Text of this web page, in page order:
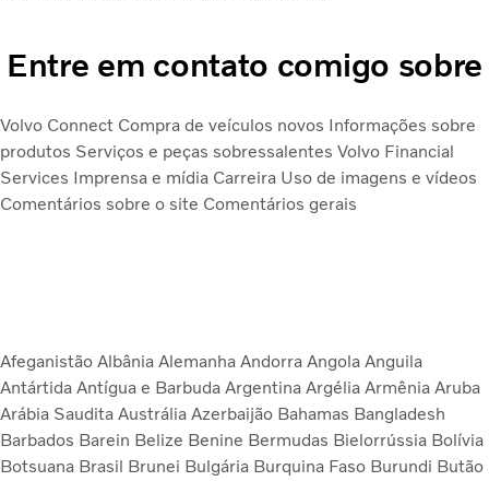
Entre em contato comigo sobre
Volvo Connect Compra de veículos novos Informações sobre
produtos Serviços e peças sobressalentes Volvo Financial
Services Imprensa e mídia Carreira Uso de imagens e vídeos
Comentários sobre o site Comentários gerais
Afeganistão Albânia Alemanha Andorra Angola Anguila
Antártida Antígua e Barbuda Argentina Argélia Armênia Aruba
Arábia Saudita Austrália Azerbaijão Bahamas Bangladesh
Barbados Barein Belize Benine Bermudas Bielorrússia Bolívia
Botsuana Brasil Brunei Bulgária Burquina Faso Burundi Butão